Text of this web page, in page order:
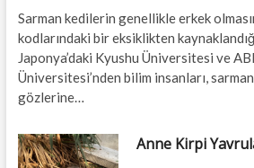
Sarman kedilerin genellikle erkek
kodlarındaki bir eksiklikten
Japonya’daki Kyushu Üniversitesi ve
Üniversitesi’nden bilim insanları,
gözlerine…
Anne Kirpi